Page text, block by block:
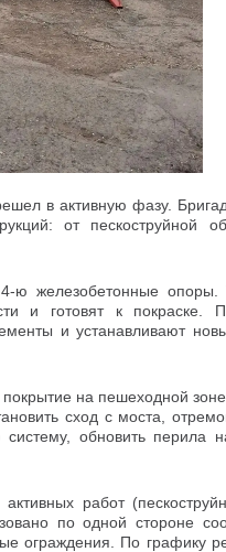
в активную фазу.
от пескоструйной
ю железобетонные опоры.
и готовят к покраске.
и устанавливают
на пешеходной
сход с моста,
обновить перила
работ
по одной стороне
ограждения. По графику